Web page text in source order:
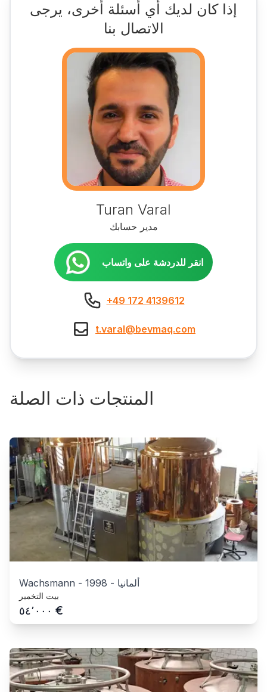
إذا كان لديك أي أسئلة أخرى، يرجى
الاتصال بنا
Turan Varal
مدير حسابك
انقر للدردشة على واتساب
+49 172 4139612
t.varal@bevmaq.com
المنتجات ذات الصلة
Wachsmann - 1998 - ألمانيا
بيت التخمير
٥٤٬٠٠٠ €